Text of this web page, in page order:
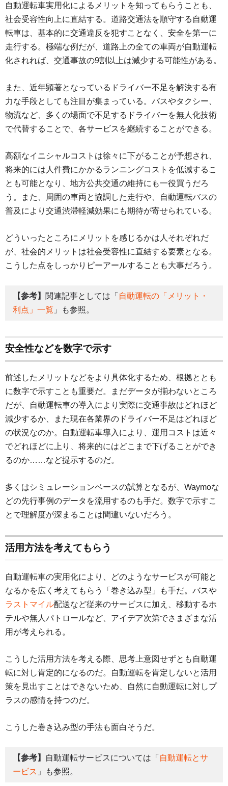
自動運転車実用化によるメリットを知ってもらうことも、
社会受容性向上に直結する。道路交通法を順守する自動運
転車は、基本的に交通違反を犯すことなく、安全を第一に
走行する。極端な例だが、道路上の全ての車両が自動運転
化されれば、交通事故の9割以上は減少する可能性がある。
また、近年顕著となっているドライバー不足を解決する有
力な手段としても注目が集まっている。バスやタクシー、
物流など、多くの場面で不足するドライバーを無人化技術
で代替することで、各サービスを継続することができる。
高額なイニシャルコストは徐々に下がることが予想され、
将来的には人件費にかかるランニングコストを低減するこ
とも可能となり、地方公共交通の維持にも一役買うだろ
う。また、周囲の車両と協調した走行や、自動運転バスの
普及により交通渋滞軽減効果にも期待が寄せられている。
どういったところにメリットを感じるかは人それぞれだ
が、社会的メリットは社会受容性に直結する要素となる。
こうした点をしっかりピーアールすることも大事だろう。
【参考】 関連記事としては「 自動運転の「メリット・
利点」一覧 」も参照。
安全性などを数字で示す
前述したメリットなどをより具体化するため、根拠ととも
に数字で示すことも重要だ。まだデータが揃わないところ
だが、自動運転車の導入により実際に交通事故はどれほど
減少するか、また現在各業界のドライバー不足はどれほど
の状況なのか。自動運転車導入により、運用コストは近々
でどれほどに上り、将来的にはどこまで下げることができ
るのか……など提示するのだ。
多くはシミュレーションベースの試算となるが、Waymoな
どの先行事例のデータを流用するのも手だ。数字で示すこ
とで理解度が深まることは間違いないだろう。
活用方法を考えてもらう
自動運転車の実用化により、どのようなサービスが可能と
なるかを広く考えてもらう「巻き込み型」も手だ。バスや
ラストマイル配送など従来のサービスに加え、移動するホ
テルや無人パトロールなど、アイデア次第でさまざまな活
用が考えられる。
こうした活用方法を考える際、思考上意図せずとも自動運
転に対し肯定的になるのだ。自動運転を肯定しないと活用
策を見出すことはできないため、自然に自動運転に対しプ
ラスの感情を持つのだ。
こうした巻き込み型の手法も面白そうだ。
【参考】 自動運転サービスについては「 自動運転とサ
ービス 」も参照。